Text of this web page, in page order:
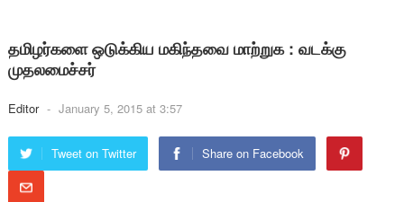
தமிழர்களை ஒடுக்கிய மகிந்தவை மாற்றுக : வடக்கு
முதலமைச்சர்
Editor - January 5, 2015 at 3:57
Tweet on Twitter Share on Facebook